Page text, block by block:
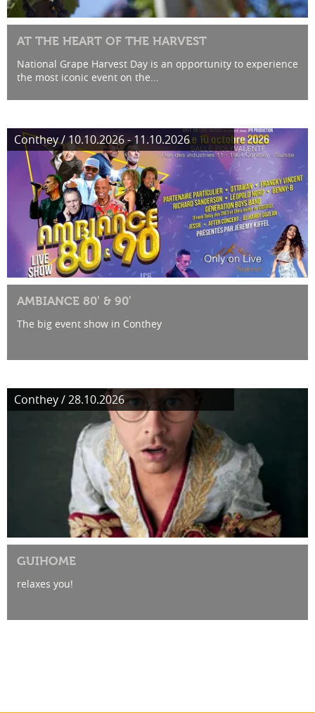
AT THE HEART OF THE HARVEST
National Grape Harvest Day is an opportunity to experience
the most iconic event on the...
Conthey / 10.10.2026 - 11.10.2026
AMBIANCE 80' & 90'
The big event show in Conthey
Conthey / 28.10.2026
GUIHOME
relaxes you!